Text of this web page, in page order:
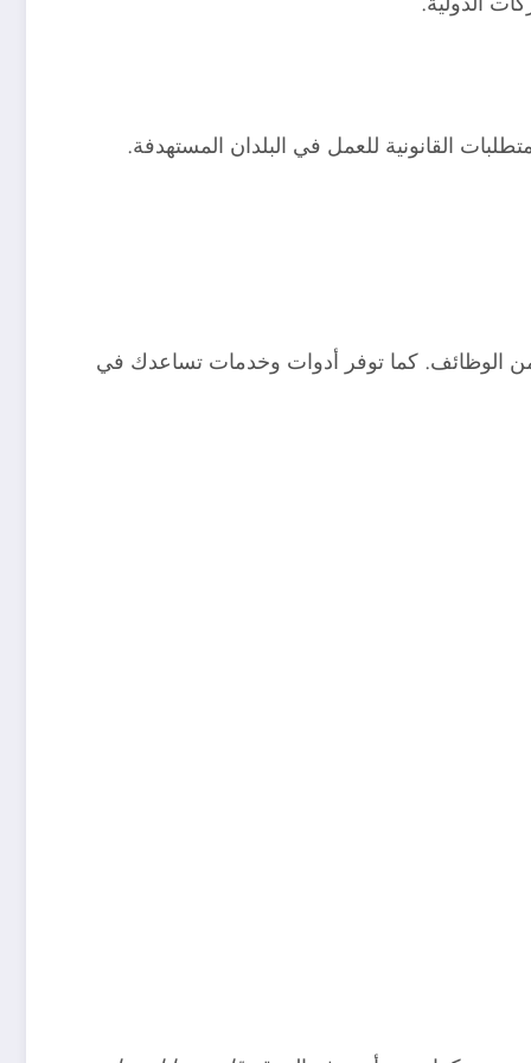
القانونية للعمل في البلدان المستهدفة.
الوظائف. كما توفر أدوات وخدمات تساعدك في